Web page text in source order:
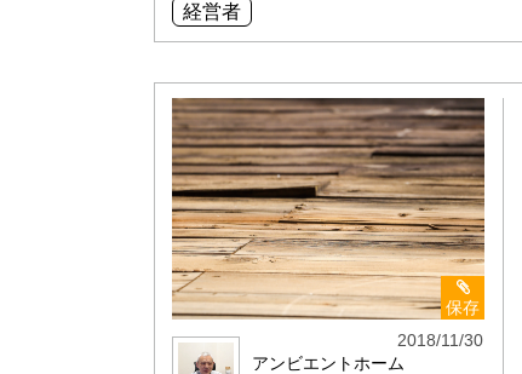
経営者
保存
2018/11/30
アンビエントホーム